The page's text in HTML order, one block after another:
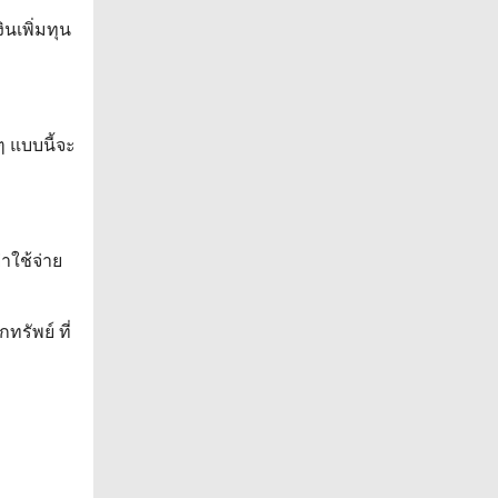
นเพิ่มทุน
แบบนี้จะ
ใช้จ่าย
ทรัพย์ ที่